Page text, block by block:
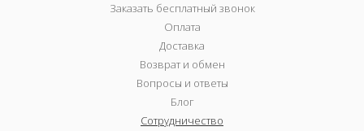
Заказать бесплатный звонок
Оплата
Доставка
Возврат и обмен
Вопросы и ответы
Блог
Сотрудничество